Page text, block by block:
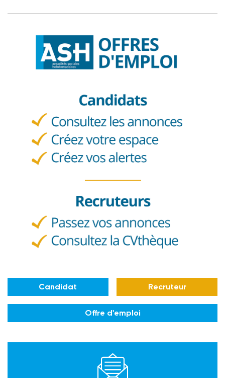
Candidat Recruteur
Offre d'emploi